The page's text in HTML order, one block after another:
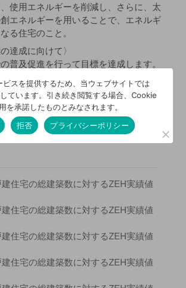
使用エネルギーを削減し、さらに、太
エネルギーを用いることで、エネルギ
る住宅のこと。
達成に向けて〉
普及促進を行って目標を達成します。
甲田建設株式会社の
普及実績と今後の目標
住宅の総建築数に対するZEH実績値
住宅の総建築数に対するZEH実績値
住宅の総建築数に対するZEH実績値
住宅の総建築数に対するZEH実績値
ビスを提供するため、当ウェブサイトでは
ています。引き続き閲覧する場合、Cookie
を承諾したものとみなされます。
拒否 プライバシーポリシー